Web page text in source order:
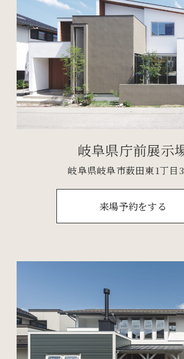
岐阜県庁前展示
岐阜県岐阜市薮田東1丁目
来場予約をする